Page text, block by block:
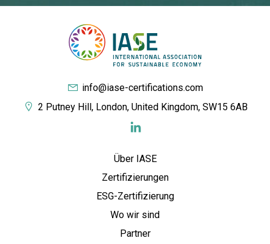
info@iase-certifications.com
2 Putney Hill, London, United Kingdom, SW15 6AB
Über IASE
Zertifizierungen
ESG-Zertifizierung
Wo wir sind
Partner